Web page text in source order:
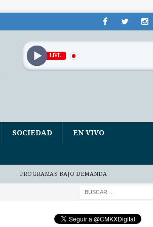
LIVE
SOCIEDAD EN VIVO
PROGRAMAS BAJO DEMANDA